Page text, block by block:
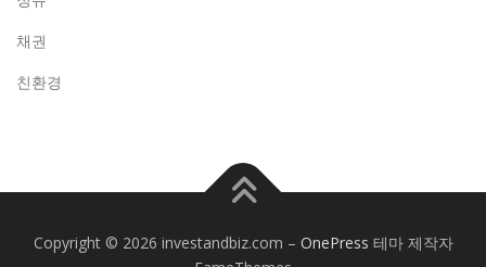
채권
친환경
Copyright © 2026 investandbiz.com – OnePress 테마 제작자